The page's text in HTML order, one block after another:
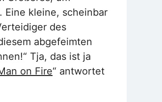
Eine kleine, scheinbar
des
abgefeimten
Tja, das ist ja
on Fire“ antwortet